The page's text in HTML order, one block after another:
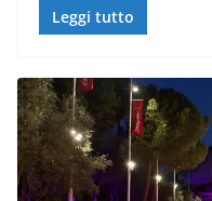
Leggi tutto